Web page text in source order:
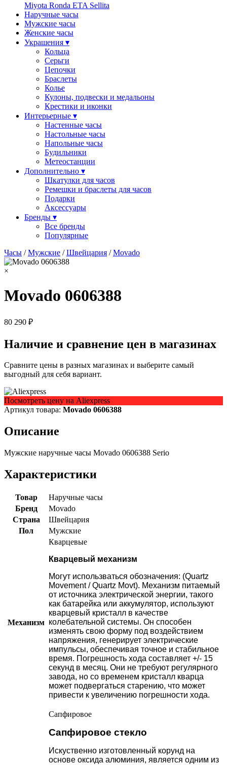
Miyota Ronda ETA Sellita
Наручные часы
Мужские часы
Женские часы
Украшения ▾
Кольца
Серьги
Цепочки
Браслеты
Колье
Кулоны, подвески и медальоны
Крестики и иконки
Интерьерные ▾
Настенные часы
Настольные часы
Напольные часы
Будильники
Метеостанции
Дополнительно ▾
Шкатулки для часов
Ремешки и браслеты для часов
Подарки
Аксессуары
Бренды ▾
Все бренды
Популярные
Часы /Мужские /Швейцария /Movado
×
Movado 0606388
80 290 ₽
Наличие и сравнение цен в магазинах
Сравните цены в разных магазинах и выберите самый
выгодный для себя вариант.
Посмотреть цену на Aliexpress
Артикул товара: Movado 0606388
Описание
Мужские наручные часы Movado 0606388 Serio
Характеристики
Товар
Наручные часы
Бренд
Movado
Страна
Швейцария
Пол
Мужские
Механизм
Кварцевые
Кварцевый механизм
Могут использваться обозначения: (Quartz
Movement / Quartz Movt). Механизм питаемый
от источника электрической энергии, такого
как батарейка или аккумулятор, используют
кварцевый кристалл в качестве
колебательной системы. Он способен
изменять свою форму под воздействием
напряжения, генерирует электрические
импульсы, обеспечивая точное и стабильное
время. Погрешность хода составляет +/- 15
секунд в месяц. Они не требуют регулярного
завода, но со временем кристалл кварца
может подвергаться старению, что может
привести к увеличению погрешности хода.
Сапфировое
Сапфировое стекло
Искуственно изготовленный корунд на
основе оксида алюминия, является одним из